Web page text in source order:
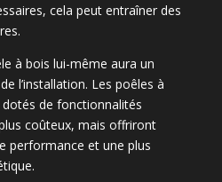
cela peut entraîner des
à bois lui-même aura un
l’installation. Les poêles à
de fonctionnalités
coûteux, mais offriront
performance et une plus